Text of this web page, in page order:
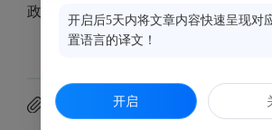
政受理事项汇总表予以公示。公示内容
附件下载
开启后5天内将文章内容快速呈现对
置语言的译文！
开启